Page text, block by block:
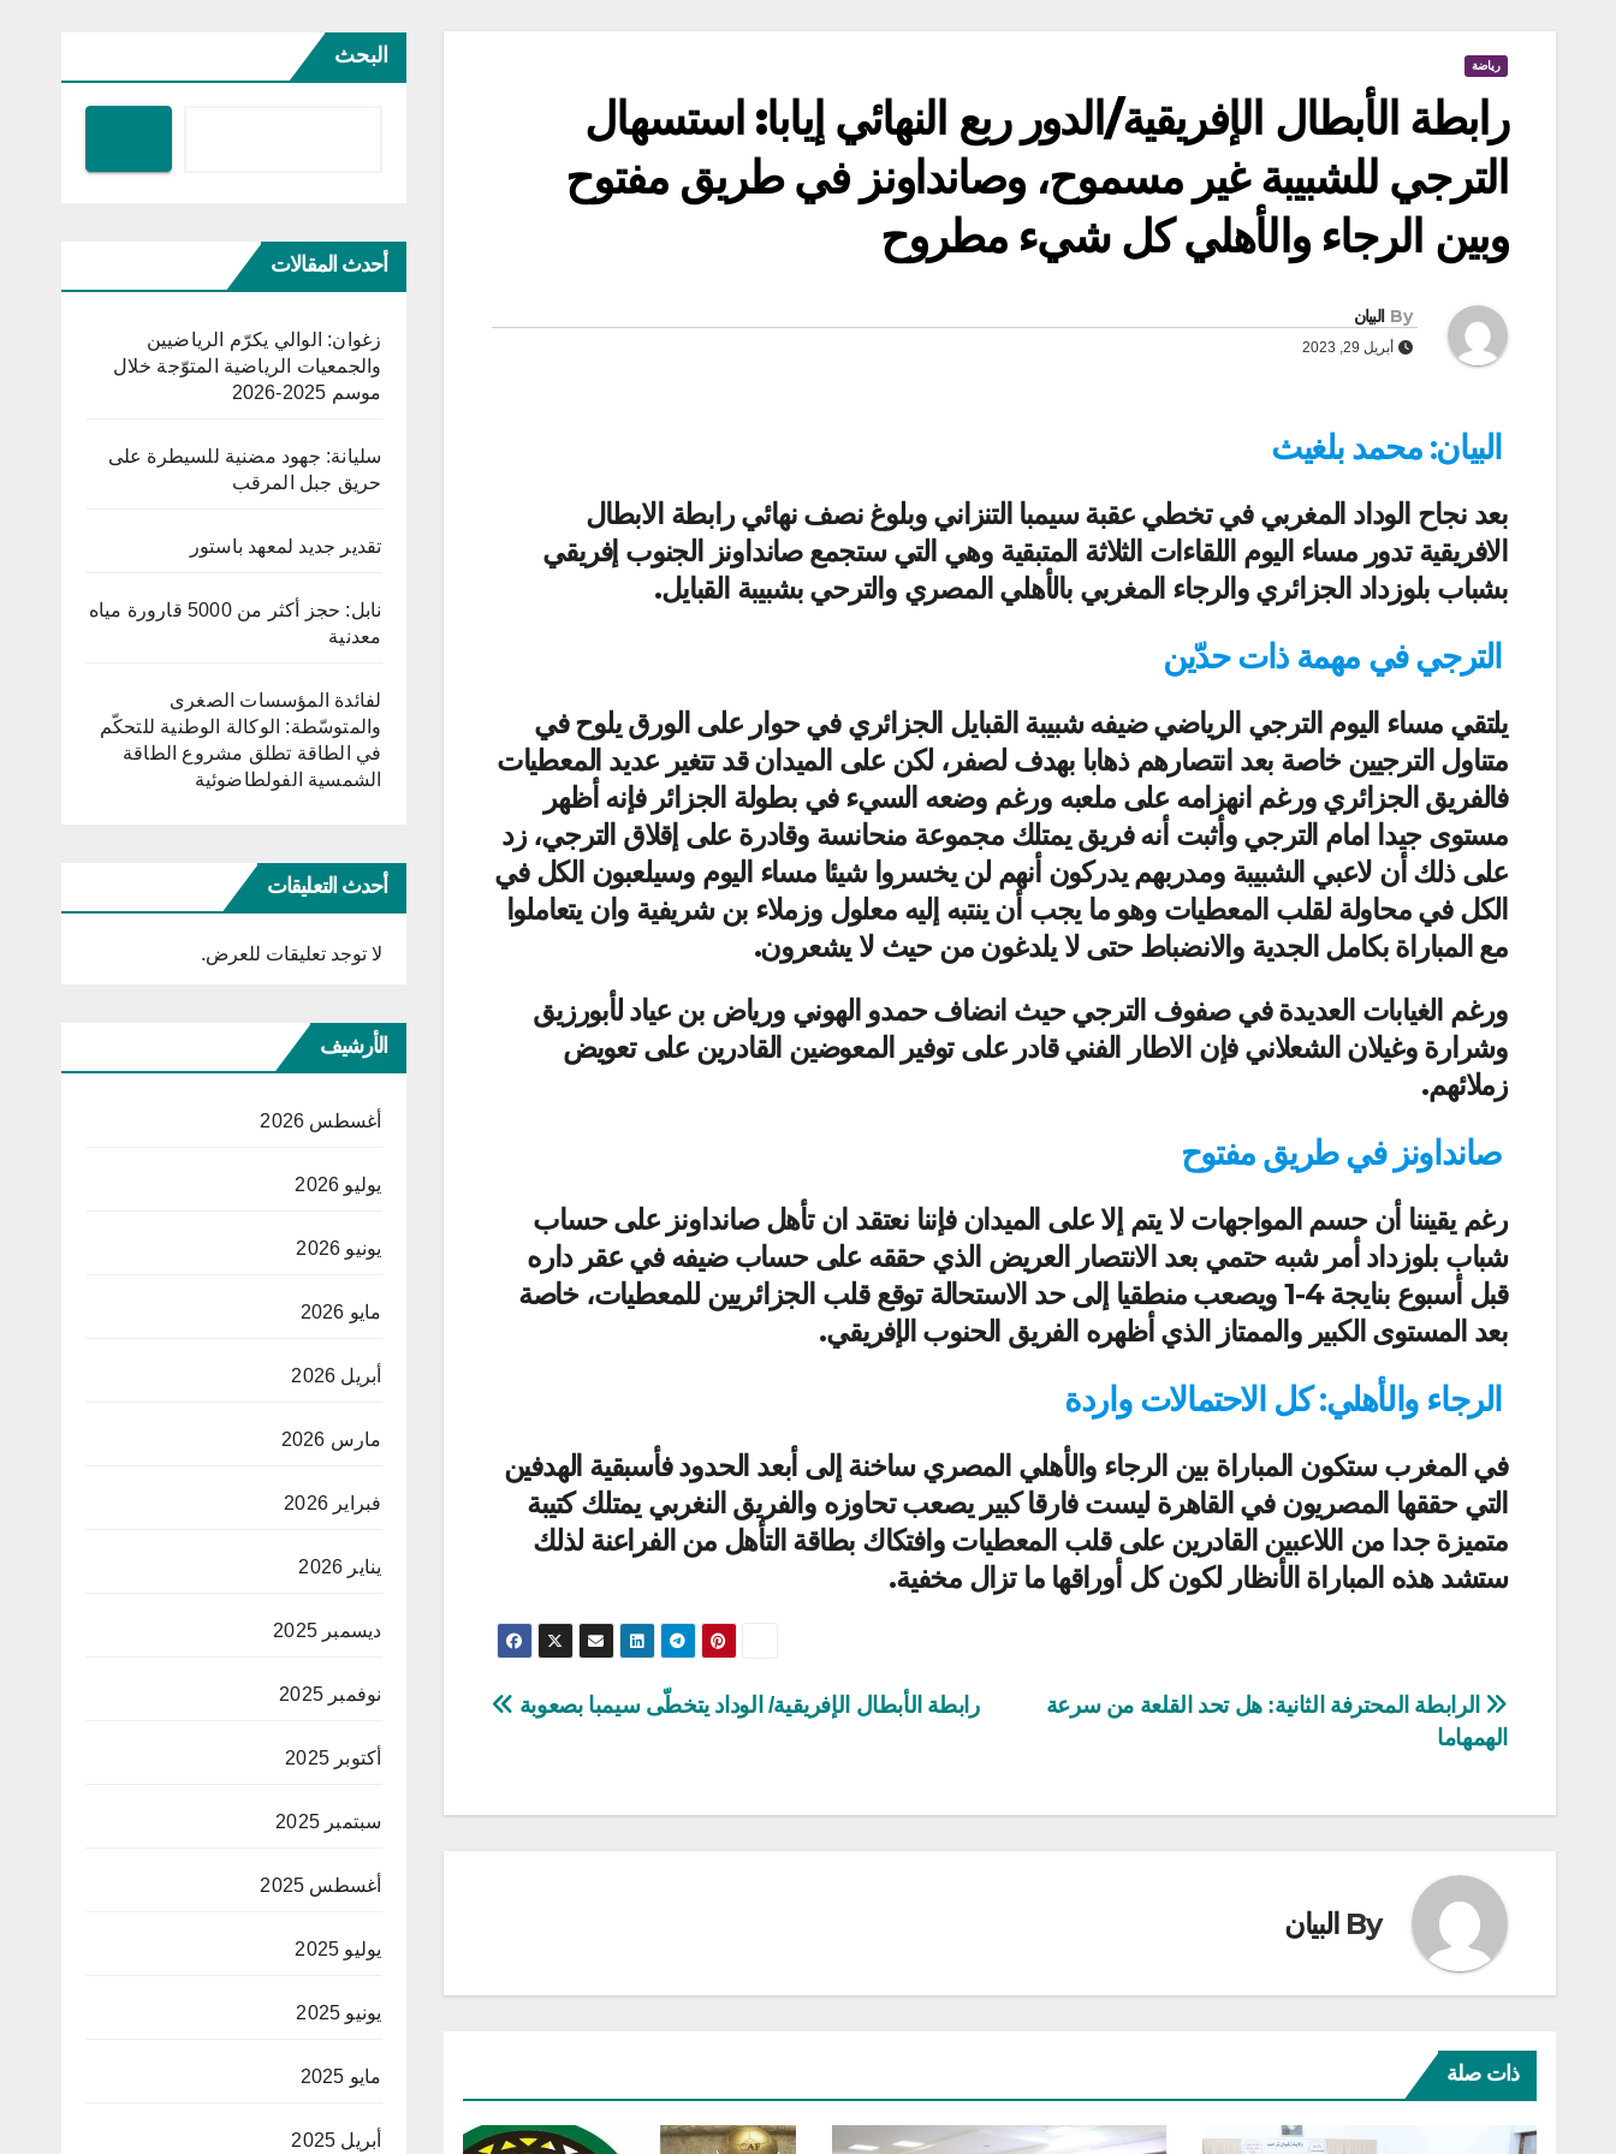
رياضة
رابطة الأبطال الإفريقية/الدور ربع النهائي إيابا: استسهال
الترجي للشبيبة غير مسموح، وصانداونز في طريق مفتوح
وبين الرجاء والأهلي كل شيء مطروح
By البيان
أبريل 29, 2023
البيان: محمد بلغيث
بعد نجاح الوداد المغربي في تخطي عقبة سيمبا التنزاني وبلوغ نصف نهائي رابطة الابطال
الافريقية تدور مساء اليوم اللقاءات الثلاثة المتبقية وهي التي ستجمع صانداونز الجنوب إفريقي
بشباب بلوزداد الجزائري والرجاء المغربي بالأهلي المصري والترحي بشبيبة القبايل.
الترجي في مهمة ذات حدّين
يلتقي مساء اليوم الترجي الرياضي ضيفه شبيبة القبايل الجزائري في حوار على الورق يلوح في
متناول الترجيين خاصة بعد انتصارهم ذهابا بهدف لصفر، لكن على الميدان قد تتغير عديد المعطيات
فالفريق الجزائري ورغم انهزامه على ملعبه ورغم وضعه السيء في بطولة الجزائر فإنه أظهر
مستوى جيدا امام الترجي وأثبت أنه فريق يمتلك مجموعة منحانسة وقادرة على إقلاق الترجي، زد
على ذلك أن لاعبي الشبيبة ومدربهم يدركون أنهم لن يخسروا شيئا مساء اليوم وسيلعبون الكل في
الكل في محاولة لقلب المعطيات وهو ما يجب أن ينتبه إليه معلول وزملاء بن شريفية وان يتعاملوا
مع المباراة بكامل الجدية والانضباط حتى لا يلدغون من حيث لا يشعرون.
ورغم الغيابات العديدة في صفوف الترجي حيث انضاف حمدو الهوني ورياض بن عياد لأبورزيق
وشرارة وغيلان الشعلاني فإن الاطار الفني قادر على توفير المعوضين القادرين على تعويض
زملائهم.
صانداونز في طريق مفتوح
رغم يقيننا أن حسم المواجهات لا يتم إلا على الميدان فإننا نعتقد ان تأهل صانداونز على حساب
شباب بلوزداد أمر شبه حتمي بعد الانتصار العريض الذي حققه على حساب ضيفه في عقر داره
قبل أسبوع بنايجة 4-1 ويصعب منطقيا إلى حد الاستحالة توقع قلب الجزائريين للمعطيات، خاصة
بعد المستوى الكبير والممتاز الذي أظهره الفريق الحنوب الإفريقي.
الرجاء والأهلي: كل الاحتمالات واردة
في المغرب ستكون المباراة بين الرجاء والأهلي المصري ساخنة إلى أبعد الحدود فأسبقية الهدفين
التي حققها المصريون في القاهرة ليست فارقا كبير يصعب تحاوزه والفريق النغربي يمتلك كتيبة
متميزة جدا من اللاعبين القادرين على قلب المعطيات وافتكاك بطاقة التأهل من الفراعنة لذلك
ستشد هذه المباراة الأنظار لكون كل أوراقها ما تزال مخفية.
تصفّح
المقالات
رابطة الأبطال الإفريقية/ الوداد يتخطّى سيمبا بصعوبة
الرابطة المحترفة الثانية: هل تحد القلعة من سرعة
الهمهاما
By البيان
ذات صلة
البحث
أحدث المقالات
زغوان: الوالي يكرّم الرياضيين
والجمعيات الرياضية المتوّجة خلال
موسم 2025-2026
سليانة: جهود مضنية للسيطرة على
حريق جبل المرقب
تقدير جديد لمعهد باستور
نابل: حجز أكثر من 5000 قارورة مياه
معدنية
لفائدة المؤسسات الصغرى
والمتوسّطة: الوكالة الوطنية للتحكّم
في الطاقة تطلق مشروع الطاقة
الشمسية الفولطاضوئية
أحدث التعليقات
لا توجد تعليقات للعرض.
الأرشيف
أغسطس 2026
يوليو 2026
يونيو 2026
مايو 2026
أبريل 2026
مارس 2026
فبراير 2026
يناير 2026
ديسمبر 2025
نوفمبر 2025
أكتوبر 2025
سبتمبر 2025
أغسطس 2025
يوليو 2025
يونيو 2025
مايو 2025
أبريل 2025